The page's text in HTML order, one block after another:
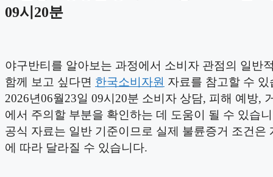
09시20분
야구반티를 알아보는 과정에서 소비자 관점의 일반
함께 보고 싶다면 한국소비자원 자료를 참고할 수 있
2026년06월23일 09시20분 소비자 상담, 피해 예방,
에서 주의할 부분을 확인하는 데 도움이 될 수 있습
공식 자료는 일반 기준이므로 실제 불륜증거 조건은
에 따라 달라질 수 있습니다.